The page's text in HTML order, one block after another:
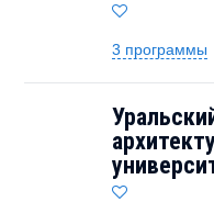
3 программы